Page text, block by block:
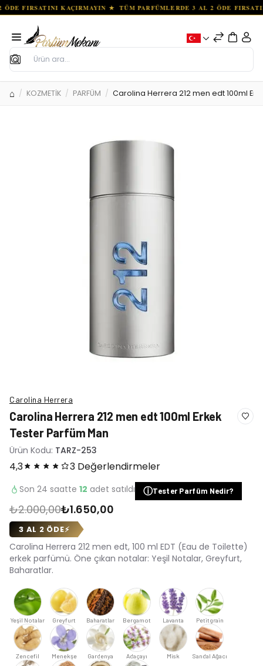
Ara
KOZMETİK PARFÜM Carolina Herrera 212 men edt 100ml
Carolina Herrera
Carolina Herrera 212 men edt 100ml Erkek
Tester Parfüm Man
Ürün Kodu: TARZ-253
4,3 3 Değerlendirmeler
Son 24 saatte 12 adet satıldı ⓘTester Parfüm Nedir?
₺2.000,00₺1.650,00
3 AL 2 ÖDE⚡
Carolina Herrera 212 men edt, 100 ml EDT (Eau de Toilette)
erkek parfümü. Öne çıkan notalar: Yeşil Notalar, Greyfurt,
Baharatlar.
Yeşil Notalar Greyfurt Baharatlar Bergamot Lavanta Petitgrain
Zencefil Menekşe Gardenya Adaçayı Misk Sandal Ağacı